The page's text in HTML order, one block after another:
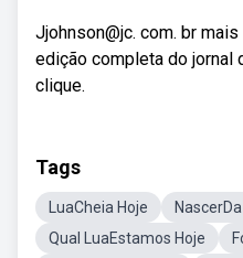
Jjohnson@jc. com. br
edição completa do jornal
clique.
Tags
LuaCheia Hoje
Qual LuaEstamos Hoje